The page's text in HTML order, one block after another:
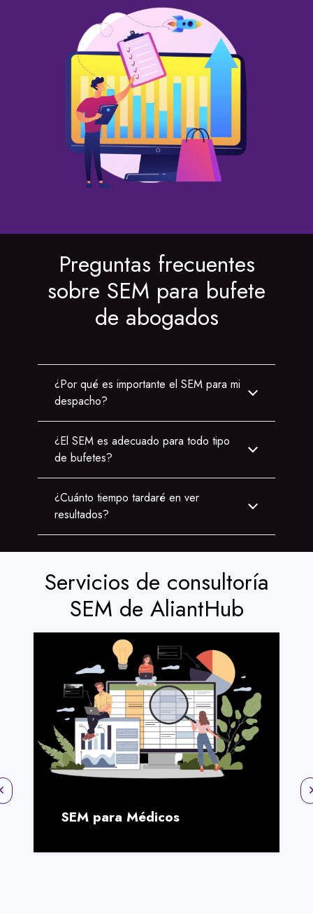
Preguntas frecuentes
sobre SEM para bufete
de abogados
¿Por qué es importante el SEM para mi
despacho?
¿El SEM es adecuado para todo tipo
de bufetes?
¿Cuánto tiempo tardaré en ver
resultados?
Servicios de consultoría
SEM de AliantHub
SEM para Médicos